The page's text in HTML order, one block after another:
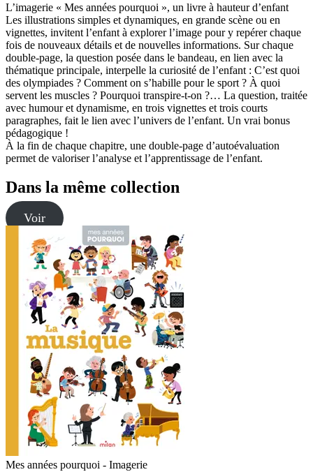
L’imagerie « Mes années pourquoi », un livre à hauteur d’enfant
Les illustrations simples et dynamiques, en grande scène ou en
vignettes, invitent l’enfant à explorer l’image pour y repérer chaque
fois de nouveaux détails et de nouvelles informations. Sur chaque
double-page, la question posée dans le bandeau, en lien avec la
thématique principale, interpelle la curiosité de l’enfant : C’est quoi
des olympiades ? Comment on s’habille pour le sport ? À quoi
servent les muscles ? Pourquoi transpire-t-on ?… La question, traitée
avec humour et dynamisme, en trois vignettes et trois courts
paragraphes, fait le lien avec l’univers de l’enfant. Un vrai bonus
pédagogique !
À la fin de chaque chapitre, une double-page d’autoévaluation
permet de valoriser l’analyse et l’apprentissage de l’enfant.
Dans la même collection
Voir
Mes années pourquoi - Imagerie